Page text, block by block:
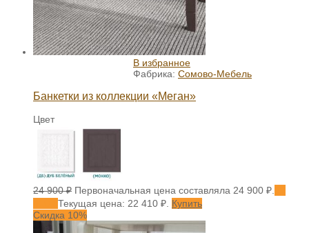
В избранное
Фабрика: Сомово-Мебель
Банкетки из коллекции «Меган»
Цвет
24 900₽ Первоначальная цена составляла 24 900 ₽.
Текущая цена: 22 410 ₽. Купить
Скидка 10%